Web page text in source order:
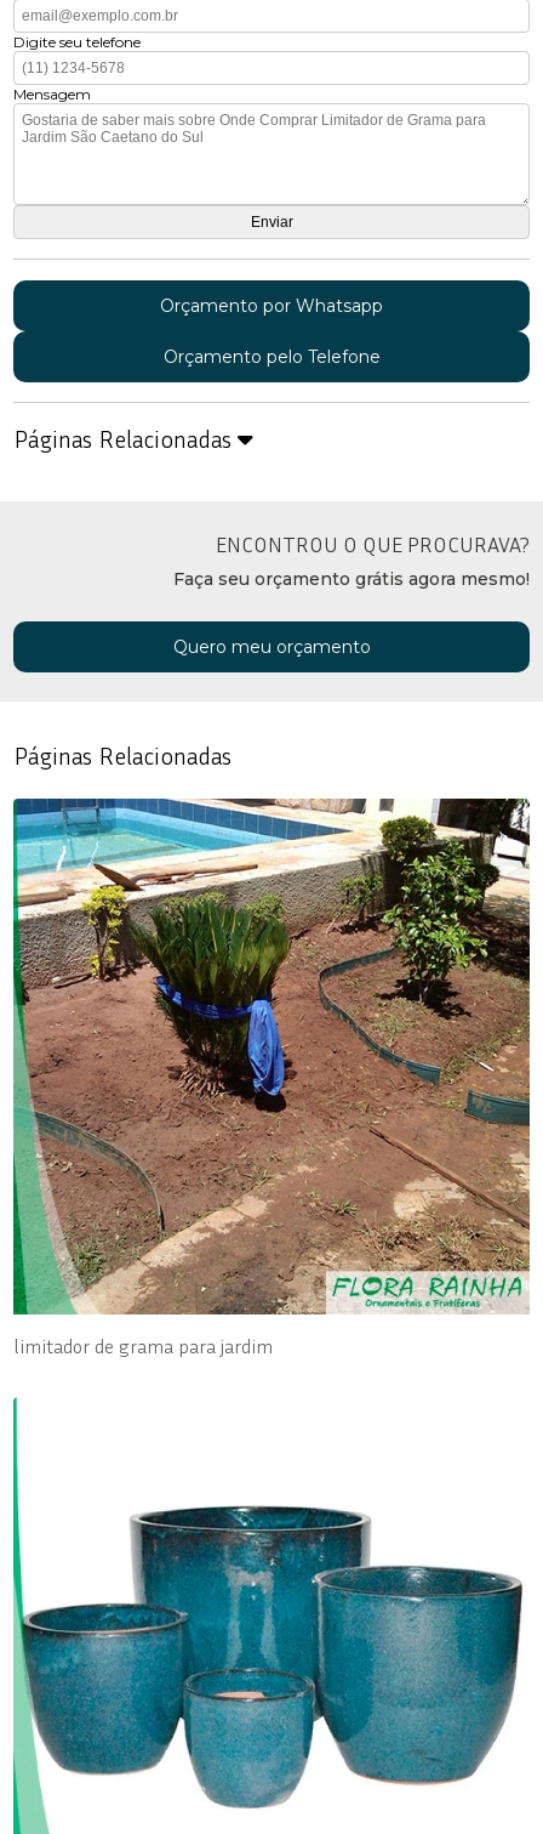
Digite seu telefone
Mensagem
Orçamento por Whatsapp
Orçamento pelo Telefone
Páginas Relacionadas
ENCONTROU O QUE PROCURAVA?
Faça seu orçamento grátis agora mesmo!
Quero meu orçamento
Páginas Relacionadas
limitador de grama para jardim